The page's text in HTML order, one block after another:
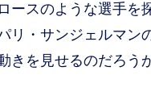
ースのような選手を
リ・サンジェルマン
きを見せるのだろう